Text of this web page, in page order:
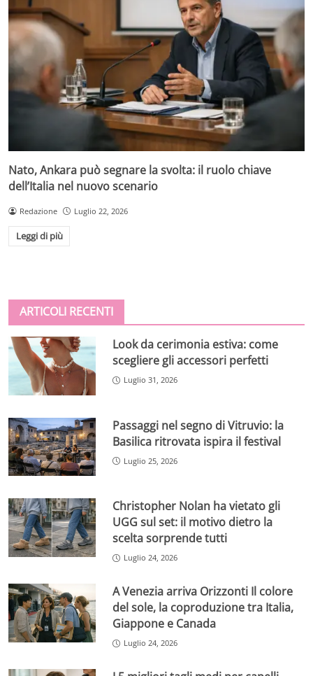
Nato, Ankara può segnare la svolta: il ruolo chiave
dell’Italia nel nuovo scenario
Redazione Luglio 22, 2026
Leggi di più
ARTICOLI RECENTI
Look da cerimonia estiva: come
scegliere gli accessori perfetti
Luglio 31, 2026
Passaggi nel segno di Vitruvio: la
Basilica ritrovata ispira il festival
Luglio 25, 2026
Christopher Nolan ha vietato gli
UGG sul set: il motivo dietro la
scelta sorprende tutti
Luglio 24, 2026
A Venezia arriva Orizzonti Il colore
del sole, la coproduzione tra Italia,
Giappone e Canada
Luglio 24, 2026